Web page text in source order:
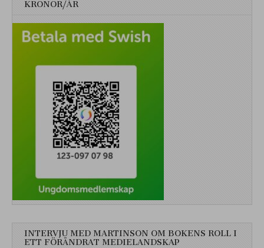
KRONOR/ÅR
INTERVJU MED MARTINSON OM BOKENS ROLL I
ETT FÖRÄNDRAT MEDIELANDSKAP